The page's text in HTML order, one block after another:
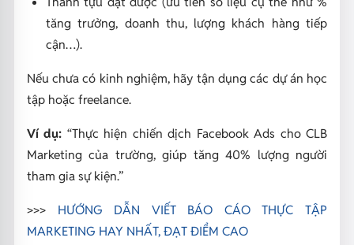
tăng trưởng, doanh thu, lượng khách hàng tiếp
cận…).
Nếu chưa có kinh nghiệm, hãy tận dụng các dự án học
tập hoặc freelance.
Ví dụ: “Thực hiện chiến dịch Facebook Ads cho CLB
Marketing của trường, giúp tăng 40% lượng người
tham gia sự kiện.”
>>> HƯỚNG DẪN VIẾT BÁO CÁO THỰC TẬP
MARKETING HAY NHẤT, ĐẠT ĐIỂM CAO